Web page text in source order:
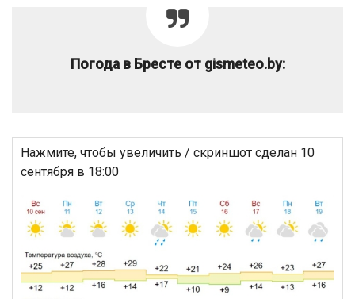
Погода в Бресте от gismeteo.by:
Нажмите, чтобы увеличить / скриншот сделан 10
сентября в 18:00